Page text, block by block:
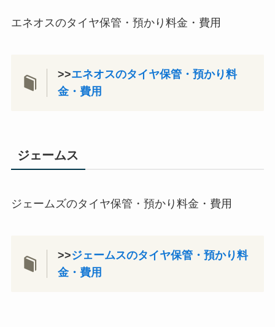
エネオスのタイヤ保管・預かり料金・費用
>>エネオスのタイヤ保管・預かり料
金・費用
ジェームス
ジェームズのタイヤ保管・預かり料金・費用
>>ジェームスのタイヤ保管・預かり料
金・費用